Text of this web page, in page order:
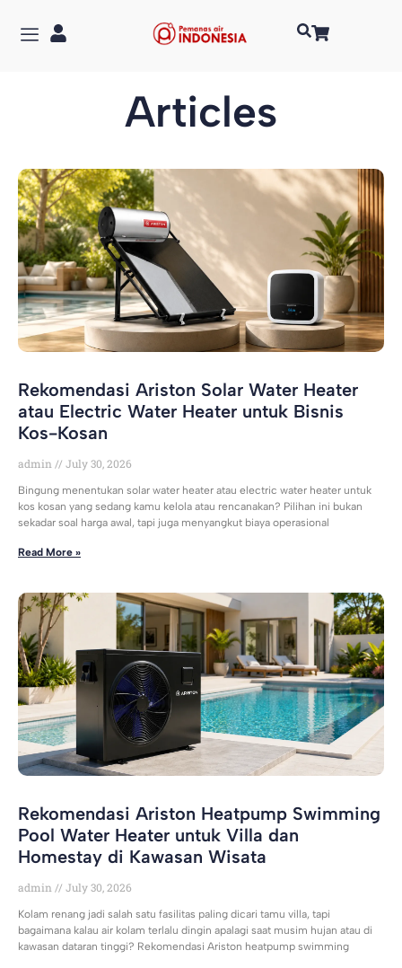
Articles
Rekomendasi Ariston Solar Water Heater
atau Electric Water Heater untuk Bisnis
Kos-Kosan
admin July 30, 2026
Bingung menentukan solar water heater atau electric water heater untuk
kos kosan yang sedang kamu kelola atau rencanakan? Pilihan ini bukan
sekadar soal harga awal, tapi juga menyangkut biaya operasional
Read More »
Rekomendasi Ariston Heatpump Swimming
Pool Water Heater untuk Villa dan
Homestay di Kawasan Wisata
admin July 30, 2026
Kolam renang jadi salah satu fasilitas paling dicari tamu villa, tapi
bagaimana kalau air kolam terlalu dingin apalagi saat musim hujan atau di
kawasan dataran tinggi? Rekomendasi Ariston heatpump swimming